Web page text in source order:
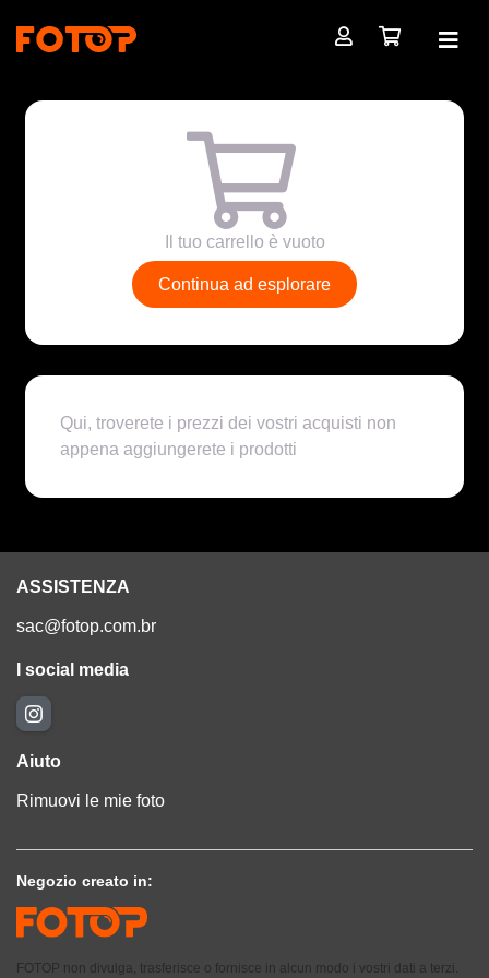
Il tuo carrello è vuoto
Continua ad esplorare
Qui, troverete i prezzi dei vostri acquisti non
appena aggiungerete i prodotti
ASSISTENZA
sac@fotop.com.br
I social media
Aiuto
Rimuovi le mie foto
Negozio creato in:
FOTOP non divulga, trasferisce o fornisce in alcun modo i vostri dati a terzi.